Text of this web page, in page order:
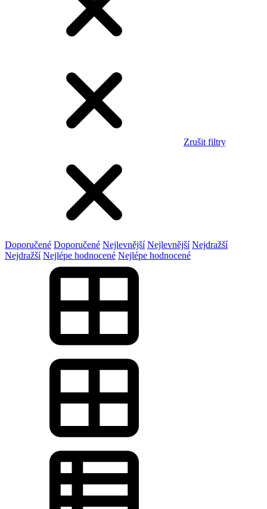
Zrušit filtry
Doporučené Doporučené Nejlevnější Nejlevnější Nejdražší
Nejdražší Nejlépe hodnocené Nejlépe hodnocené